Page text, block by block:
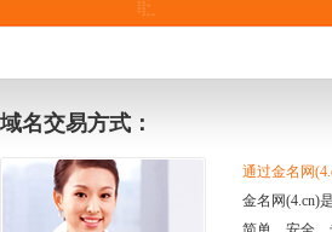
域名交易方式：
通过金名网
金名网(4.cn)